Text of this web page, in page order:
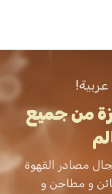
من جميع
مصادر القهوة
و مطاحن و